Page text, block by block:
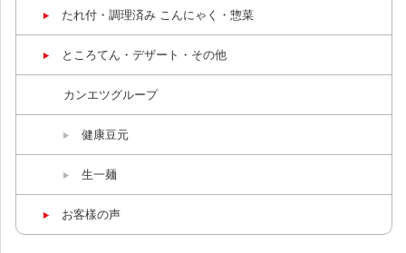
たれ付・調理済み こんにゃく・惣菜
ところてん・デザート・その他
カンエツグループ
健康豆元
生一麺
お客樣の声